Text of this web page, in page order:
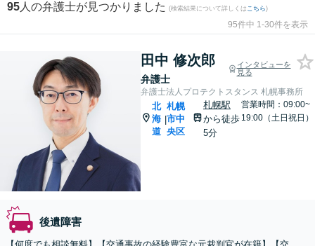
95 人の弁護士が見つかりました (検索結果について詳しくは こちら)
95件中 1-30件を表示
田中 修次郎
弁護士
インタビューを
見る
弁護士法人プロテクトスタンス 札幌事務所
北
海
道
|
札幌
市中
央区
札幌駅
から徒歩
5分
営業時間：09:00~
19:00（土日祝日）
後遺障害